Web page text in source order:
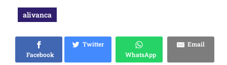
alivanca
Facebook
Twitter
WhatsApp
Email